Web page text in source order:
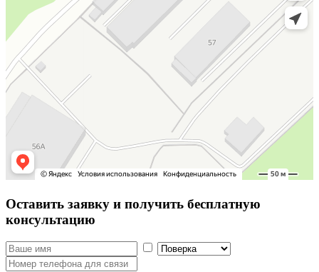
Оставить заявку и получить бесплатную
консультацию